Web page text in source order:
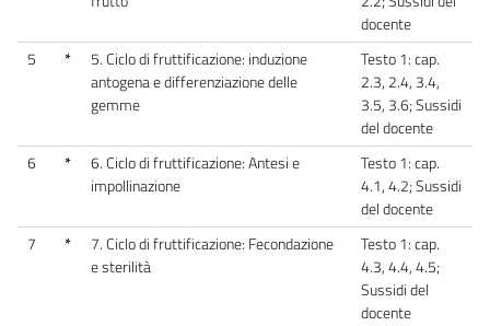
docente
5
*
5. Ciclo di fruttificazione: induzione
antogena e differenziazione delle
gemme
Testo 1: cap.
2.3, 2.4, 3.4,
3.5, 3.6; Sussidi
del docente
6
*
6. Ciclo di fruttificazione: Antesi e
impollinazione
Testo 1: cap.
4.1, 4.2; Sussidi
del docente
7
*
7. Ciclo di fruttificazione: Fecondazione
e sterilità
Testo 1: cap.
4.3, 4.4, 4.5;
Sussidi del
docente